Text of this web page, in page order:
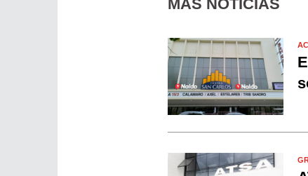
MÁS NOTICIAS